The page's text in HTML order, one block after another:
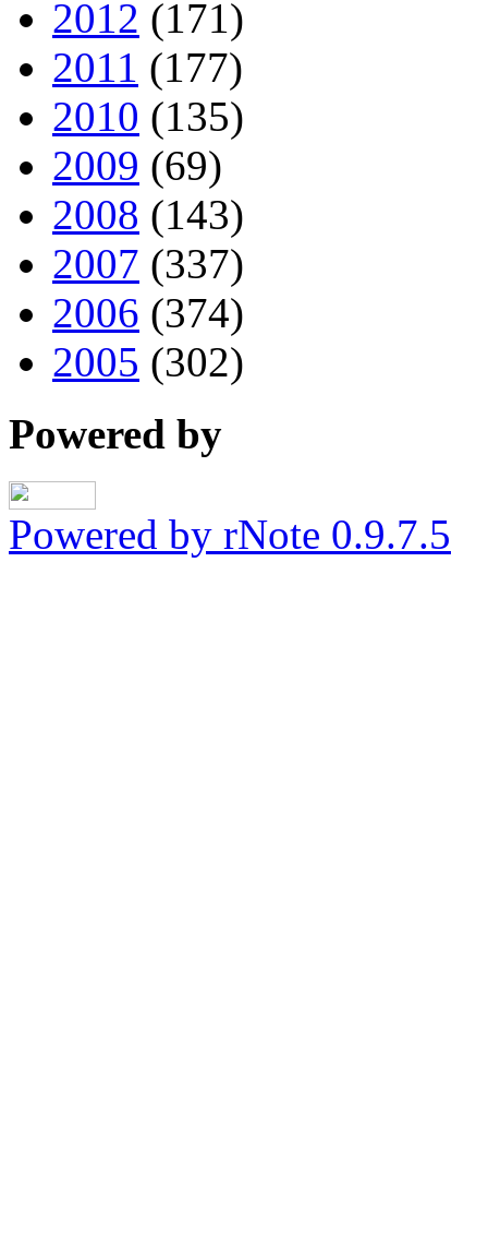
2012 (171)
2011 (177)
2010 (135)
2009 (69)
2008 (143)
2007 (337)
2006 (374)
2005 (302)
Powered by
Powered by rNote 0.9.7.5